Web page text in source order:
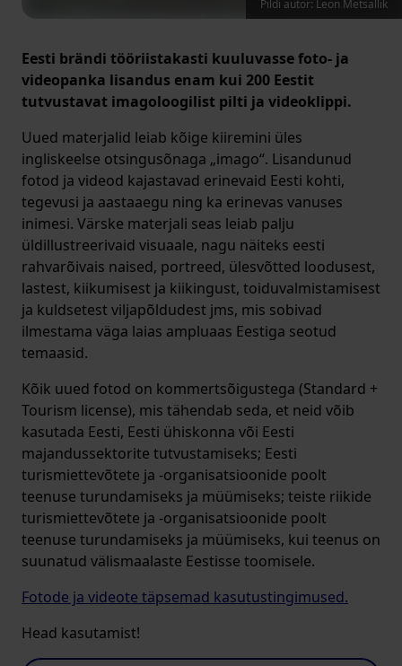
Eesti brändi tööriistakasti kuuluvasse foto- ja
videopanka lisandus enam kui 200 Eestit
tutvustavat imagoloogilist pilti ja videoklippi.
Uued materjalid leiab kõige kiiremini üles
ingliskeelse otsingusõnaga „imago“. Lisandunud
fotod ja videod kajastavad erinevaid Eesti kohti,
tegevusi ja aastaaegu ning ka erinevas vanuses
inimesi. Värske materjali seas leiab palju
üldillustreerivaid visuaale, nagu näiteks eesti
rahvarõivais naised, portreed, ülesvõtted loodusest,
lastest, kiikumisest ja kiikingust, toiduvalmistamisest
ja kuldsetest viljapõldudest jms, mis sobivad
ilmestama väga laias ampluaas Eestiga seotud
temaasid.
Kõik uued fotod on kommertsõigustega (Standard +
Tourism license), mis tähendab seda, et neid võib
kasutada Eesti, Eesti ühiskonna või Eesti
majandussektorite tutvustamiseks; Eesti
turismiettevõtete ja -organisatsioonide poolt
teenuse turundamiseks ja müümiseks; teiste riikide
turismiettevõtete ja -organisatsioonide poolt
teenuse turundamiseks ja müümiseks, kui teenus on
suunatud välismaalaste Eestisse toomisele.
Fotode ja videote täpsemad kasutustingimused.
Head kasutamist!
Pildi autor: Leon Metsallik